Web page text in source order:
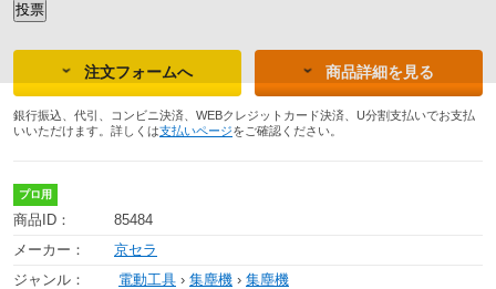
注文フォームへ 商品詳細を見る
銀行振込、代引、コンビニ決済、WEBクレジットカード決済、U分割支払いでお支払
いいただけます。詳しくは支払いページをご確認ください。
プロ用
商品ID：
85484
メーカー：
京セラ
ジャンル：
電動工具 › 集塵機 › 集塵機